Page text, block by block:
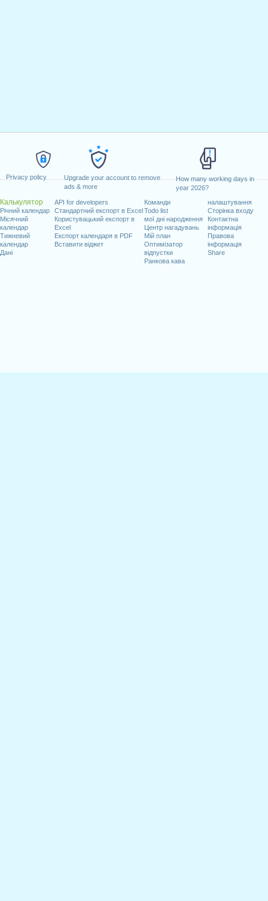
Privacy policy
Upgrade your account to remove
ads & more
How many working days in
year 2026?
Калькулятор
Річний календар
Місячний
календар
Тижневий
календар
Дані
API for developers
Стандартний експорт в Excel
Користувацький експорт в
Excel
Експорт календаря в PDF
Вставити віджет
Команди
Todo list
мої дні народження
Центр нагадувань
Мій план
Оптимізатор
відпустки
Ранкова кава
налаштування
Сторінка входу
Контактна
інформація
Правова
інформація
Share